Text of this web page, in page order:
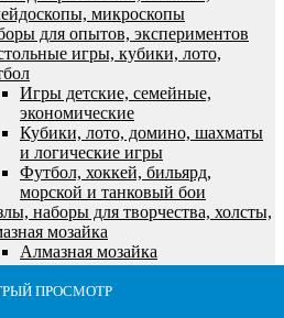
ПРОСМОТР
ПРОСМОТР
ПРОСМОТР
ПРОСМОТР
ПРОСМОТР
микроскопы
для опытов, экспериментов
игры, кубики, лото,
Игры детские, семейные,
экономические
Кубики, лото, домино, шахматы
и логические игры
Футбол, хоккей, бильярд,
морской и танковый бои
наборы для творчества, холсты,
мозайка
Алмазная мозайка
Все для лепки и моделирования
Все для рисования и росписи